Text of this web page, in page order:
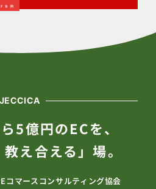
JECCICA
5億円のECを、
教え合える」場。
コマースコンサルティング協会